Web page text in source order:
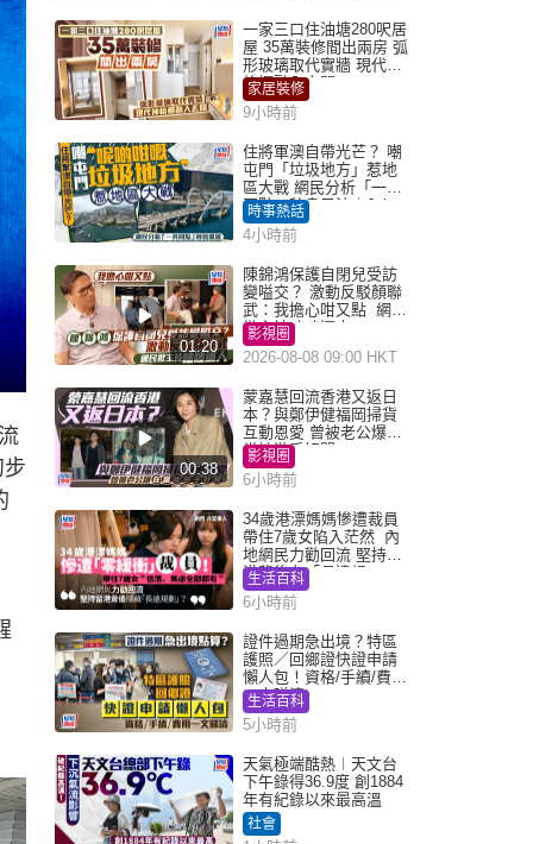
一家三口住油塘280呎居
屋 35萬裝修間出兩房 弧
形玻璃取代實牆 現代神
枱櫃融入玄關
家居裝修
9小時前
住將軍澳自帶光芒？ 嘲
屯門「垃圾地方」惹地
區大戰 網民分析「一共
同點」秒息風波｜Juicy
叮
時事熱話
4小時前
01:20
陳錦鴻保護自閉兒受訪
變嗌交？ 激動反駁顏聯
武：我擔心咁又點 網民
批主持咄咄逼人
影視圈
2026-08-08 09:00 HKT
00:38
蒙嘉慧回流香港又返日
本？與鄭伊健福岡掃貨
互動恩愛 曾被老公爆在
當地游手好閒
影視圈
6小時前
34歲港漂媽媽慘遭裁員
帶住7歲女陷入茫然 內
地網民力勸回流 堅持留
港背後有「長遠規
劃」？
生活百科
6小時前
證件過期急出境？特區
護照／回鄉證快證申請
懶人包！資格/手續/費用
一文睇清
生活百科
5小時前
天氣極端酷熱︱天文台
下午錄得36.9度 創1884
年有紀錄以來最高溫
社會